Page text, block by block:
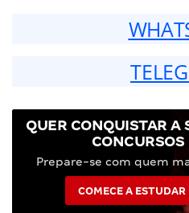
QUER CONQUISTAR A
Prepare-se com quem
COMECE A ESTUDAR